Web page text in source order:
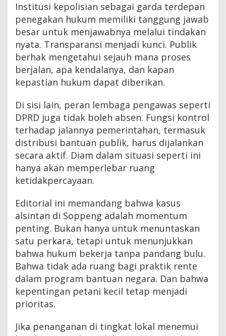
Institusi kepolisian sebagai garda terdepan
penegakan hukum memiliki tanggung jawab
besar untuk menjawabnya melalui tindakan
nyata. Transparansi menjadi kunci. Publik
berhak mengetahui sejauh mana proses
berjalan, apa kendalanya, dan kapan
kepastian hukum dapat diberikan.
Di sisi lain, peran lembaga pengawas seperti
DPRD juga tidak boleh absen. Fungsi kontrol
terhadap jalannya pemerintahan, termasuk
distribusi bantuan publik, harus dijalankan
secara aktif. Diam dalam situasi seperti ini
hanya akan memperlebar ruang
ketidakpercayaan.
Editorial ini memandang bahwa kasus
alsintan di Soppeng adalah momentum
penting. Bukan hanya untuk menuntaskan
satu perkara, tetapi untuk menunjukkan
bahwa hukum bekerja tanpa pandang bulu.
Bahwa tidak ada ruang bagi praktik rente
dalam program bantuan negara. Dan bahwa
kepentingan petani kecil tetap menjadi
prioritas.
Jika penanganan di tingkat lokal menemui